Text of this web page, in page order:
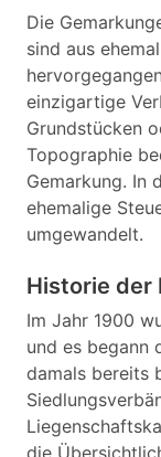
Die
sind aus
einzigartige
Grundstücken
Topographie
Gemarkung. In
ehemalige
umgewandelt.
Historie der
Im Jahr 1900
und es begann
damals bereits
die